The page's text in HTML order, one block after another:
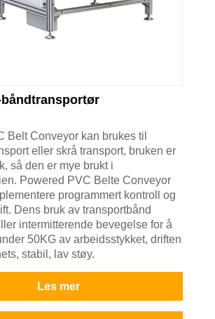
Belt Conveyor kan brukes til
eller skrå transport, bruken er
så den er mye brukt i
Powered PVC Belte Conveyor
programmert kontroll og
Dens bruk av transportbånd
intermitterende bevegelse for å
50KG av arbeidsstykket, driften
stabil, lav støy.
Les mer